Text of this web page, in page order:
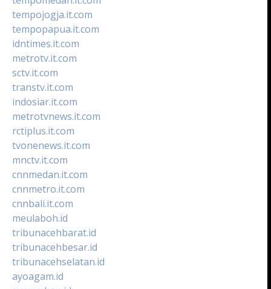
tempojogja.it.com
tempopapua.it.com
idntimes.it.com
metrotv.it.com
sctv.it.com
transtv.it.com
indosiar.it.com
metrotvnews.it.com
rctiplus.it.com
tvonenews.it.com
mnctv.it.com
cnnmedan.it.com
cnnmetro.it.com
cnnbali.it.com
meulaboh.id
tribunacehbarat.id
tribunacehbesar.id
tribunacehselatan.id
ayoagam.id